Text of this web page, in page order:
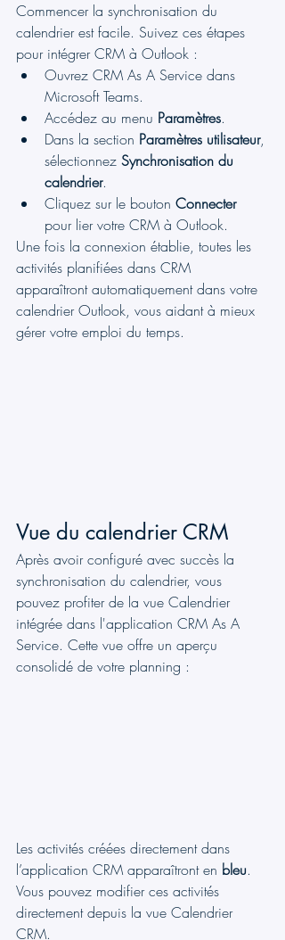
Commencer la synchronisation du
calendrier est facile. Suivez ces étapes
pour intégrer CRM à Outlook :
Ouvrez CRM As A Service dans
Microsoft Teams.
Accédez au menu Paramètres.
Dans la section Paramètres utilisateur,
sélectionnez Synchronisation du
calendrier.
Cliquez sur le bouton Connecter
pour lier votre CRM à Outlook.
Une fois la connexion établie, toutes les
activités planifiées dans CRM
apparaîtront automatiquement dans votre
calendrier Outlook, vous aidant à mieux
gérer votre emploi du temps.
Vue du calendrier CRM
Après avoir configuré avec succès la
synchronisation du calendrier, vous
pouvez profiter de la vue Calendrier
intégrée dans l'application CRM As A
Service. Cette vue offre un aperçu
consolidé de votre planning :
Les activités créées directement dans
l’application CRM apparaîtront en bleu.
Vous pouvez modifier ces activités
directement depuis la vue Calendrier
CRM.